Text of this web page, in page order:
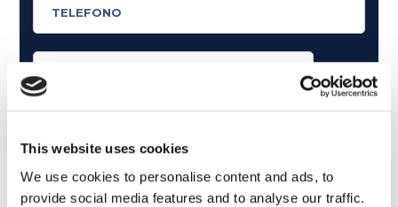
This website uses cookies
We use cookies to personalise content and ads, to
provide social media features and to analyse our traffic.
Articoli dedicati alla grammatica inglese
Articoli dedicati a inglese nel mondo del lavoro
Articoli con tips e new sulla lingua inglese